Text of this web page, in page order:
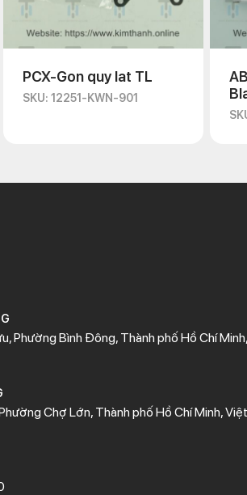
PCX-Gon quy lat TL
SKU: 12251-KWN-901
Phường Bình Đông, Thành phố Hồ Chí Minh,
Chợ Lớn, Thành phố Hồ Chí Minh, Việt